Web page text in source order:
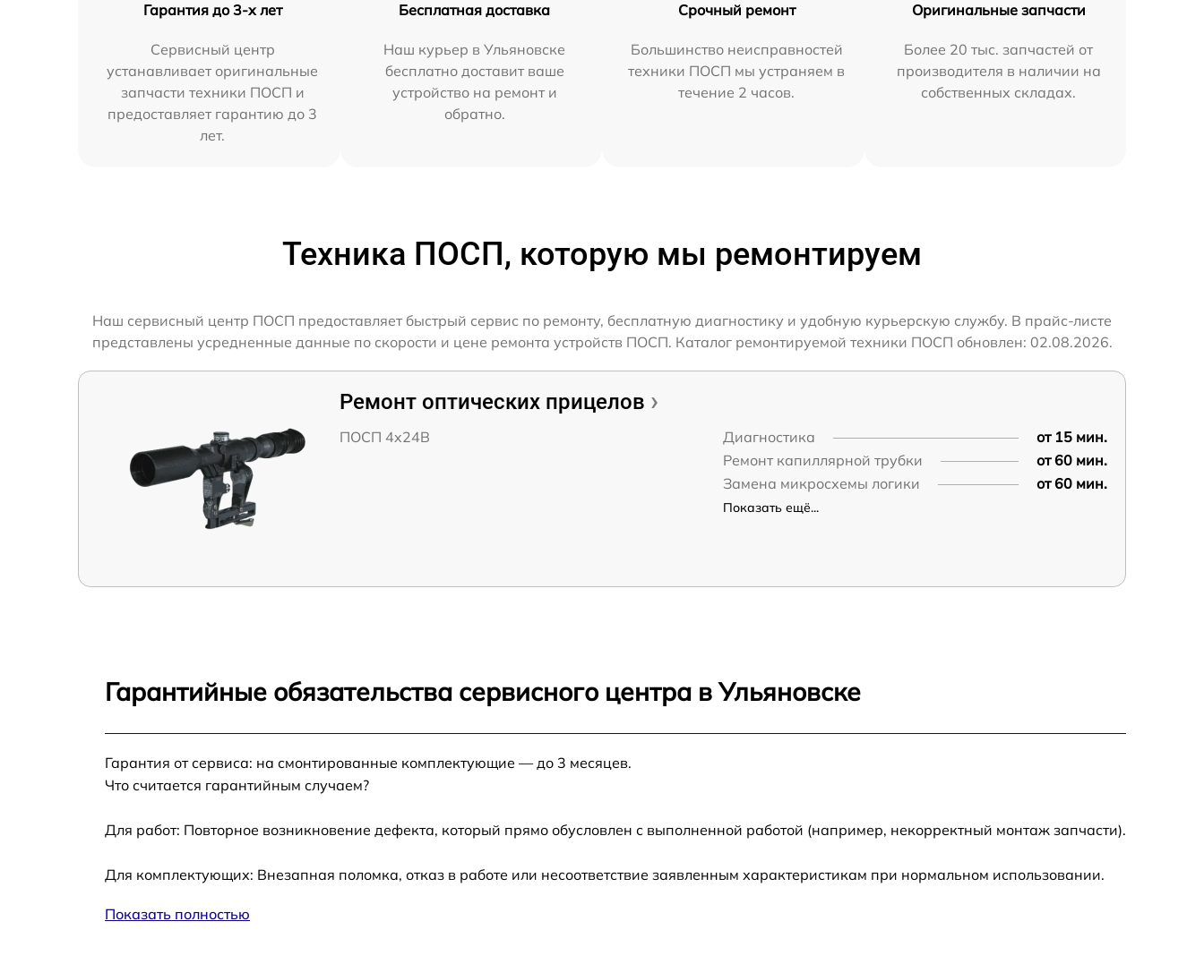
Гарантия до 3-х лет
Сервисный центр
устанавливает оригинальные
запчасти техники ПОСП и
предоставляет гарантию до 3
лет.
Бесплатная доставка
Наш курьер в Ульяновске
бесплатно доставит ваше
устройство на ремонт и
обратно.
Срочный ремонт
Большинство неисправностей
техники ПОСП мы устраняем в
течение 2 часов.
Оригинальные запчасти
Более 20 тыс. запчастей от
производителя в наличии на
собственных складах.
Техника ПОСП, которую мы ремонтируем
Наш сервисный центр ПОСП предоставляет быстрый сервис по ремонту, бесплатную диагностику и удобную курьерскую службу. В прайс-листе
представлены усредненные данные по скорости и цене ремонта устройств ПОСП. Каталог ремонтируемой техники ПОСП обновлен: 02.08.2026.
Ремонт оптических прицелов
ПОСП 4x24B Диагностика
от 15 мин.
Ремонт капиллярной трубки
от 60 мин.
Замена микросхемы логики
от 60 мин.
Показать ещё...
Гарантийные обязательства сервисного центра в Ульяновске
Гарантия от сервиса: на смонтированные комплектующие — до 3 месяцев.
Что считается гарантийным случаем?
Для работ: Повторное возникновение дефекта, который прямо обусловлен с выполненной работой (например, некорректный монтаж запчасти).
Для комплектующих: Внезапная поломка, отказ в работе или несоответствие заявленным характеристикам при нормальном использовании.
Показать полностью